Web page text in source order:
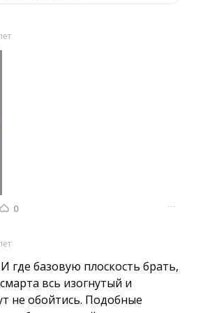
0 ···
где базовую плоскость брать,
всь изогнутый и
не обойтись. Подобные